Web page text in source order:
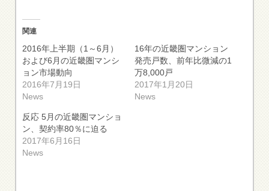
関連
2016年上半期（1～6月）
および6月の近畿圏マンシ
ョン市場動向
2016年7月19日
News
16年の近畿圏マンション
発売戸数、前年比微減の1
万8,000戸
2017年1月20日
News
反応 5月の近畿圏マンショ
ン、契約率80％に迫る
2017年6月16日
News